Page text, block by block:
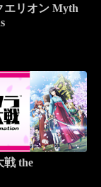
エリオン Myth
戦 the